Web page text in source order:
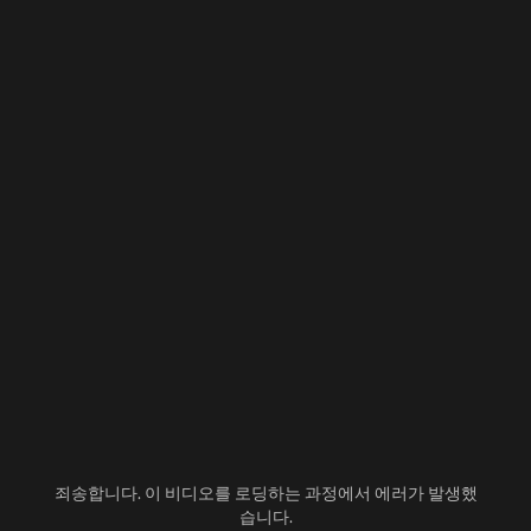
죄송합니다. 이 비디오를 로딩하는 과정에서 에러가 발생했
습니다.